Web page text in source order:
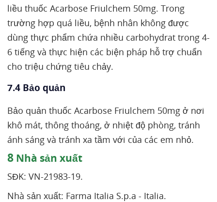
liều thuốc Acarbose Friulchem 50mg. Trong
trường hợp quá liều, bệnh nhân không được
dùng thực phẩm chứa nhiều carbohydrat trong 4-
6 tiếng và thực hiện các biện pháp hỗ trợ chuẩn
cho triệu chứng tiêu chảy.
7.4 Bảo quản
Bảo quản thuốc Acarbose Friulchem 50mg ở nơi
khô mát, thông thoáng, ở nhiệt độ phòng, tránh
ánh sáng và tránh xa tầm với của các em nhỏ.
8 Nhà sản xuất
SĐK: VN-21983-19.
Nhà sản xuất: Farma Italia S.p.a - Italia.